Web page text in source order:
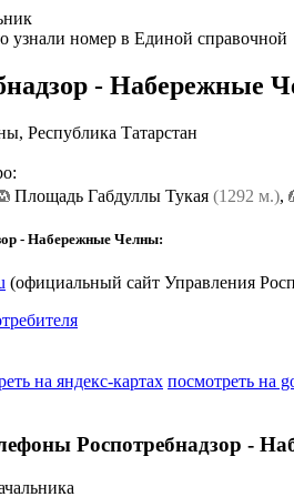
в Республике
объектов и факторов среды
по Республике
являются:
надзора и контроля за
узнали номер в Единой справочной
- Набережные
, Республика Татарстан
Площадь Габдуллы Тукая (1292 м.),
- Набережные Челны:
(официальный сайт Управления
на яндекс-картах посмотреть на
Роспотребнадзор -